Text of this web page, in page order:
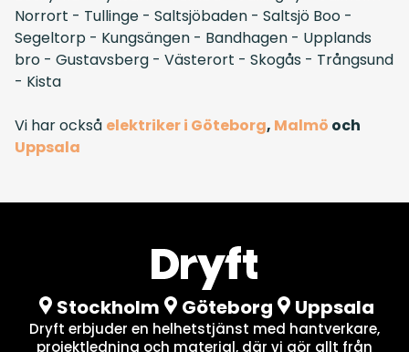
Norrort - Tullinge - Saltsjöbaden - Saltsjö Boo -
Segeltorp - Kungsängen - Bandhagen - Upplands
bro - Gustavsberg - Västerort - Skogås - Trångsund
- Kista
Vi har också elektriker i Göteborg, Malmö och
Uppsala
Stockholm Göteborg Uppsala
Dryft erbjuder en helhetstjänst med hantverkare,
projektledning och material, där vi gör allt från